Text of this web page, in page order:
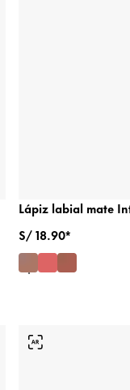
Lápiz labial mate
S/ 18.90*